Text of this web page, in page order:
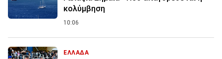
κολύμβηση
10:06
ΕΛΛΑΔΑ